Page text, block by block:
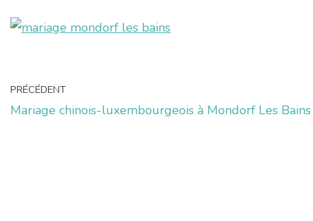
PRÉCÉDENT
Mariage chinois-luxembourgeois à Mondorf Les Bains